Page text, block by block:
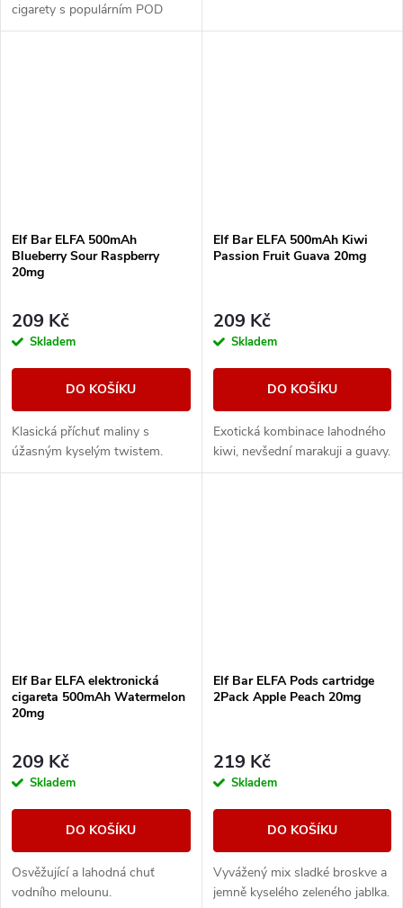
cigarety s populárním POD
systémem od společnosti Eleaf.
Elf Bar ELFA 500mAh
Blueberry Sour Raspberry
20mg
209 Kč
Skladem
DO KOŠÍKU
Klasická příchuť maliny s
úžasným kyselým twistem.
Elf Bar ELFA 500mAh Kiwi
Passion Fruit Guava 20mg
209 Kč
Skladem
DO KOŠÍKU
Exotická kombinace lahodného
kiwi, nevšední marakuji a guavy.
Elf Bar ELFA elektronická
cigareta 500mAh Watermelon
20mg
209 Kč
Skladem
DO KOŠÍKU
Osvěžující a lahodná chuť
vodního melounu.
Elf Bar ELFA Pods cartridge
2Pack Apple Peach 20mg
219 Kč
Skladem
DO KOŠÍKU
Vyvážený mix sladké broskve a
jemně kyselého zeleného jablka.